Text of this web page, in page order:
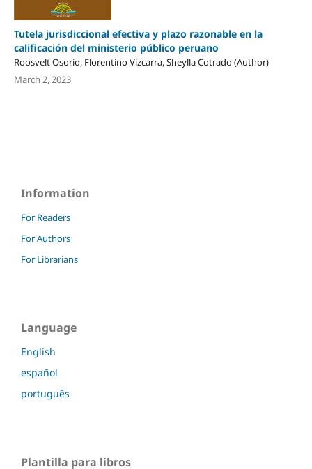
Tutela jurisdiccional efectiva y plazo razonable en la
calificación del ministerio público peruano
Roosvelt Osorio, Florentino Vizcarra, Sheylla Cotrado (Author)
March 2, 2023
Information
For Readers
For Authors
For Librarians
Language
English
español
português
Plantilla para libros